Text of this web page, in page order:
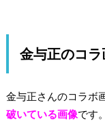
金与正のコ
金与正さんのコラボ
破いている画像です。